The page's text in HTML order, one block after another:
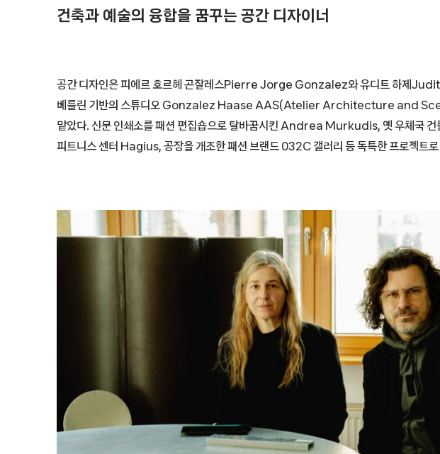
건축과 예술의 융합을 꿈꾸는 공간 디자이너
공간 디자인은 피에르 호르헤 곤잘레스Pierre Jorge Gonzalez와 유디트 하제
베를린 기반의 스튜디오 Gonzalez Haase AAS(Atelier Architecture and
맡았다. 신문 인쇄소를 패션 편집숍으로 탈바꿈시킨 Andrea Murkudis, 옛 우체국 건
피트니스 센터 Hagius, 공장을 개조한 패션 브랜드 032C 갤러리 등 독특한 프로젝트로